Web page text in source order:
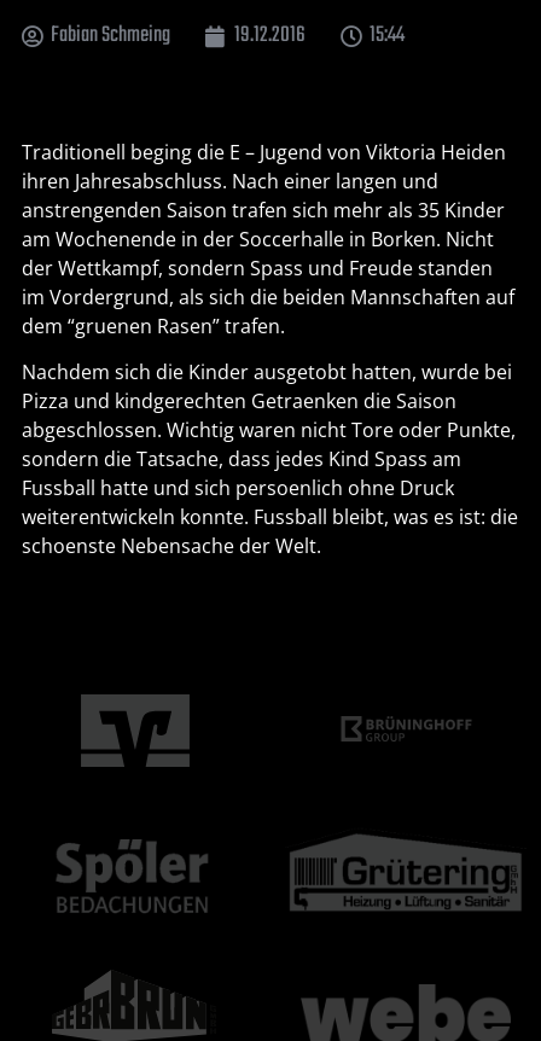
Fabian Schmeing 19.12.2016 15:44
Traditionell beging die E – Jugend von Viktoria Heiden
ihren Jahresabschluss. Nach einer langen und
anstrengenden Saison trafen sich mehr als 35 Kinder
am Wochenende in der Soccerhalle in Borken. Nicht
der Wettkampf, sondern Spass und Freude standen
im Vordergrund, als sich die beiden Mannschaften auf
dem “gruenen Rasen” trafen.
Nachdem sich die Kinder ausgetobt hatten, wurde bei
Pizza und kindgerechten Getraenken die Saison
abgeschlossen. Wichtig waren nicht Tore oder Punkte,
sondern die Tatsache, dass jedes Kind Spass am
Fussball hatte und sich persoenlich ohne Druck
weiterentwickeln konnte. Fussball bleibt, was es ist: die
schoenste Nebensache der Welt.